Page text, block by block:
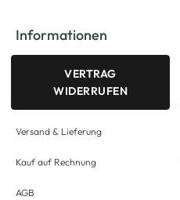
Informationen
VERTRAG
WIDERRUFEN
Versand & Lieferung
Kauf auf Rechnung
AGB